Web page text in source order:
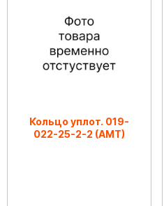
Кольцо уплот. 019-
022-25-2-2 (АМТ)